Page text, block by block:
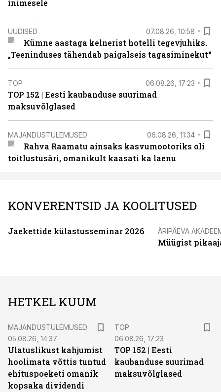
inimesele
UUDISED 07.08.26, 10:58
Kümne aastaga kelnerist hotelli tegevjuhiks.
„Teeninduses tähendab paigalseis tagasiminekut“
TOP 06.08.26, 17:23
TOP 152 | Eesti kaubanduse suurimad
maksuvõlglased
MAJANDUSTULEMUSED 06.08.26, 11:34
Rahva Raamatu ainsaks kasvumootoriks oli
toitlustusäri, omanikult kaasati ka laenu
KONVERENTSID JA KOOLITUSED
Jaekettide külastusseminar 2026 ÄRIPÄEVA
Müügist
HETKEL KUUM
MAJANDUSTULEMUSED
05.08.26, 14:37
Ulatuslikust kahjumist
hoolimata võttis tuntud
ehituspoeketi omanik
kopsaka dividendi
TOP
06.08.26, 17:23
TOP 152 | Eesti
kaubanduse suurimad
maksuvõlglased